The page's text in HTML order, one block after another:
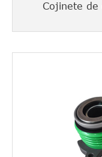
Cojinete de